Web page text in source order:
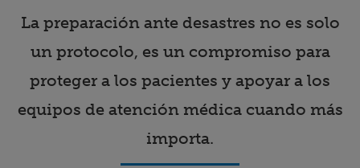
La preparación ante desastres no es solo
un protocolo, es un compromiso para
proteger a los pacientes y apoyar a los
equipos de atención médica cuando más
importa.